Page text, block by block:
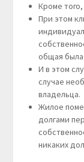
Кроме
При этом
общая была
И в этом
случае
владельца.
Жилое
долгами
никаких